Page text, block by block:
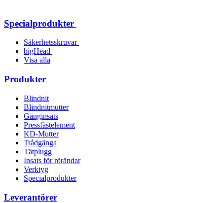
Specialprodukter
Säkerhetsskruvar
bigHead
Visa alla
Produkter
Blindnit
Blindnitmutter
Gänginsats
Pressfästelement
KD-Mutter
Trådgänga
Tätplugg
Insats för rörändar
Verktyg
Specialprodukter
Leverantörer